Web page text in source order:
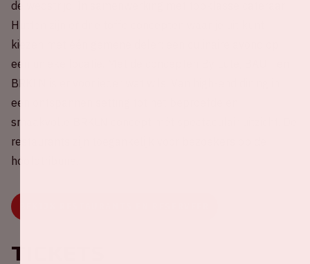
de wedstrijd. In samenwerking met topklasse cateraar
Hutten zijn er drie toffe concepten waar je uit kunt
kiezen met één gemene deler: een culinaire avond op
een unieke locatie. Met de concepten By Lute, BAUT en
BRKLN is er voor ieder wat wils. Van high-end dining in
een ontspannen setting tot het beproefde en
smaakvolle BRKLN concept mét spectaculair uitzicht. De
restaurants zijn toegankelijk voor bezoekers op de
hoofdtribune.
Tickets